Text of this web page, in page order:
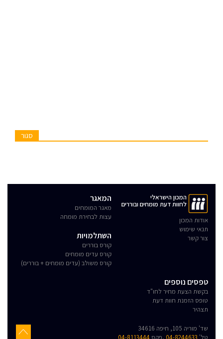
סגור
המכון הישראלי
לחוות דעת מומחים ובוררים
אודות המכון
תנאי שימוש
צור קשר
המאגר
מאגר המומחים
עצות לבחירת מומחה
השתלמויות
קורס בוררים
קורס עדים מומחים
קורס משולב (עדים מומחים + בוררים)
טפסים נוספים
בקשת הצעת מחיר לחו"ד
טופס הזמנת חוות דעת
תצהיר
שד' מוריה 105, חיפה 34616
טל' 04-8244633 ,פקס 04-8113444